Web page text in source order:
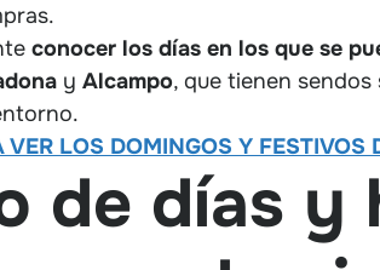
conocer los días en los que se
y Alcampo, que tienen
LOS DOMINGOS Y FESTIVOS
de días y